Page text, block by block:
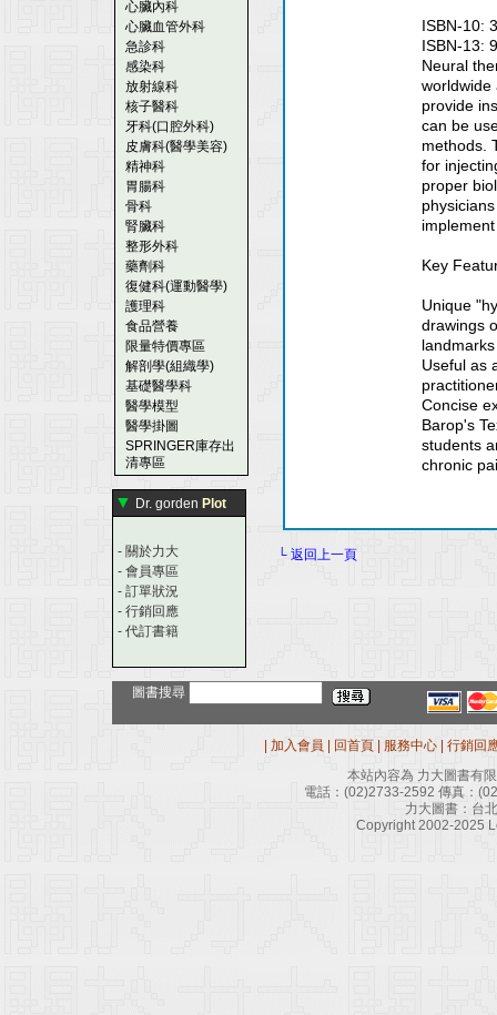
心臟內科
心臟血管外科
急診科
感染科
放射線科
核子醫科
牙科(口腔外科)
皮膚科(醫學美容)
精神科
胃腸科
骨科
腎臟科
整形外科
藥劑科
復健科(運動醫學)
護理科
食品營養
限量特價專區
解剖學(組織學)
基礎醫學科
醫學模型
醫學掛圖
SPRINGER庫存出
清專區
▼ Dr. gorden Plot
- 關於力大
- 會員專區
- 訂單狀況
- 行銷回應
- 代訂書籍
ISBN-10:
ISBN-13:
Neural
worldwide
provide
can be
methods.
for
proper
Key
Unique
drawings
Useful as
Concise
Barop's
students
chronic
└ 返回上一頁
圖書搜尋
加入會員 回首頁 服務中心
行銷回
本站內容為 力大圖書有
電話： (02)2733-2592 傳真：
力大圖書：台
Copyright 2002-2025